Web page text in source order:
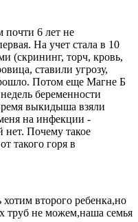
почти 6 лет не
На учет стала в 10
(скрининг, торч, кровь,
ставили угрозу,
Потом еще Магне Б
беременности
выкидыша взяли
на инфекции -
Почему такое
такого горя в
второго ребенка,но
труб не можем,наша семья